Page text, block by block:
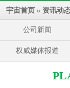
宇宙首页 » 资讯动
公司新闻
权威媒体报道